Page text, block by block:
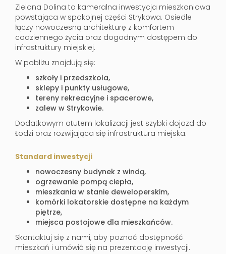
Zielona Dolina to kameralna inwestycja mieszkaniowa
powstająca w spokojnej części Strykowa. Osiedle
łączy nowoczesną architekturę z komfortem
codziennego życia oraz dogodnym dostępem do
infrastruktury miejskiej.
W pobliżu znajdują się:
szkoły i przedszkola,
sklepy i punkty usługowe,
tereny rekreacyjne i spacerowe,
zalew w Strykowie.
Dodatkowym atutem lokalizacji jest szybki dojazd do
Łodzi oraz rozwijająca się infrastruktura miejska.
Standard inwestycji
nowoczesny budynek z windą,
ogrzewanie pompą ciepła,
mieszkania w stanie deweloperskim,
komórki lokatorskie dostępne na każdym
piętrze,
miejsca postojowe dla mieszkańców.
Skontaktuj się z nami, aby poznać dostępność
mieszkań i umówić się na prezentację inwestycji.